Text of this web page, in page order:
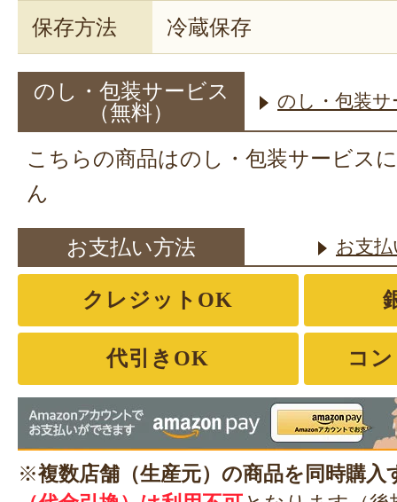
保存方法 冷蔵保存
のし・包装サービス
（無料）
のし・包装
こちらの商品はのし・包装サービス
ん
お支払い方法 お支
クレジットOK
代引きOK コ
※複数店舗（生産元）の商品を同時購入